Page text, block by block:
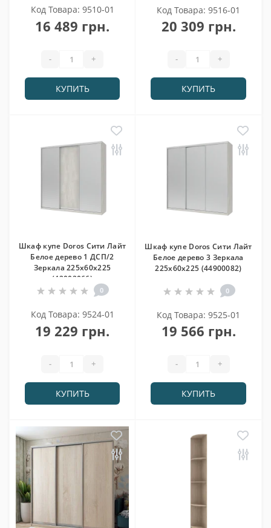
Код Товара: 9510-01
16 489 грн.
- +
КУПИТЬ
Код Товара: 9516-01
20 309 грн.
- +
КУПИТЬ
Шкаф купе Doros Сити Лайт
Белое дерево 1 ДСП/2
Зеркала 225х60х225
(42002066)
0
Код Товара: 9524-01
19 229 грн.
- +
КУПИТЬ
Шкаф купе Doros Сити Лайт
Белое дерево 3 Зеркала
225х60х225 (44900082)
0
Код Товара: 9525-01
19 566 грн.
- +
КУПИТЬ